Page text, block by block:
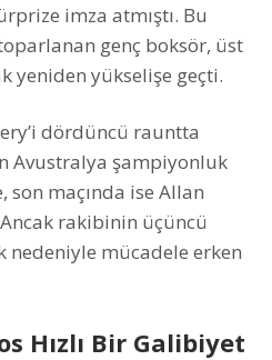
imza atmıştı. Bu
genç boksör, üst
yeniden yükselişe geçti.
dördüncü rauntta
Avustralya şampiyonluk
maçında ise Allan
rakibinin üçüncü
nedeniyle mücadele erken
Hızlı Bir Galibiyet